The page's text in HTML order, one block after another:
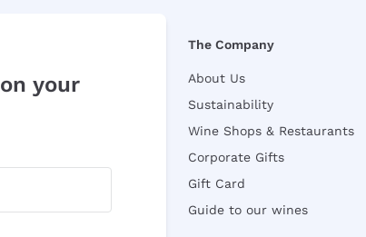
on your
The Company
About Us
Sustainability
Wine Shops & Restaurants
Corporate Gifts
Gift Card
Guide to our wines